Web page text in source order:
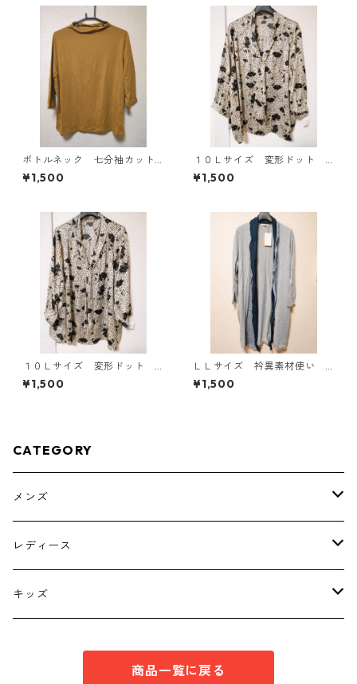
ボトルネック 七分袖カット
ソー ４Ｌ マスタード KA
E-4816
¥1,500
１０Ｌサイズ 変形ドット
花柄 ボウタイブラウス オ
フホワイト KAE-4773
¥1,500
１０Ｌサイズ 変形ドット
花柄 ボウタイブラウス オ
フホワイト KAE-4776
¥1,500
ＬＬサイズ 衿異素材使い
トッパーカーディガン グレ
ー KAE-4807
¥1,500
CATEGORY
メンズ
トップス
ボトムス
レディース
トップス
キッズ
商品一覧に戻る